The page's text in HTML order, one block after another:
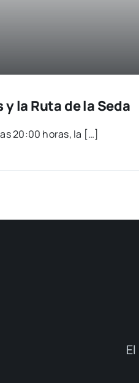
la Ruta de la Seda
20:00 horas, la […]